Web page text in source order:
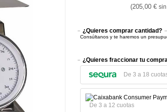
(205,00 € sin
¿Quieres comprar cantidad?
Consúltanos y te haremos un
¿Quieres fraccionar tu
De 3 a 18
De 3 a 12 cuotas